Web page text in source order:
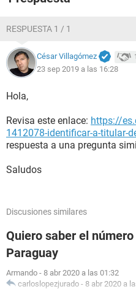
RESPUESTA 1 / 1
César Villagómez
23 sep 2019 a las 16:28
Hola,
Revisa este enlace: https://
1412078-identificar-a-titular-
respuesta a una pregunta
Saludos
Discusiones similares
Quiero saber el
Paraguay
Armando - 8 abr 2020 a las 01:32
carloslopezjurado - 8 abr 2020 a